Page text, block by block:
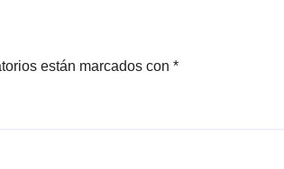
están marcados con *